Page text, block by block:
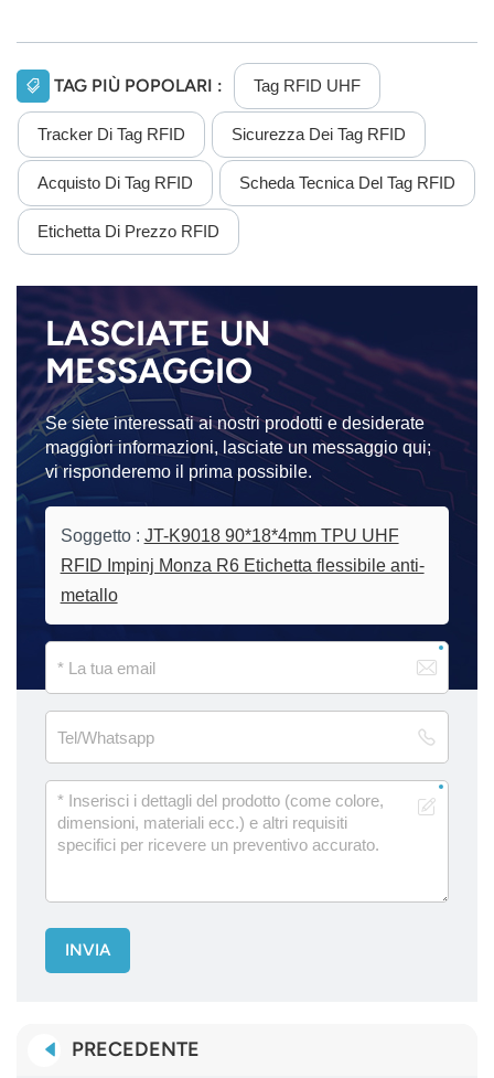
TAG PIÙ POPOLARI : Tag RFID UHF
Tracker Di Tag RFID Sicurezza Dei Tag RFID
Acquisto Di Tag RFID Scheda Tecnica Del Tag RFID
Etichetta Di Prezzo RFID
LASCIATE UN
MESSAGGIO
Se siete interessati ai nostri prodotti e desiderate
maggiori informazioni, lasciate un messaggio qui;
vi risponderemo il prima possibile.
Soggetto : JT-K9018 90*18*4mm TPU UHF
RFID Impinj Monza R6 Etichetta flessibile anti-
metallo
INVIA
PRECEDENTE